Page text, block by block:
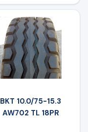
BKT 10.0/75-15.3
AW702 TL 18PR